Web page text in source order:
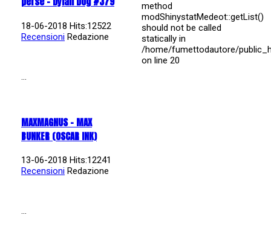
18-06-2018 Hits:12522
Recensioni Redazione
MAXMAGNUS – MAX
BUNKER (OSCAR INK)
13-06-2018 Hits:12241
Recensioni Redazione
...
method
modShinystatMedeot::getList()
should not be called
statically in
/home/fumettodautore/
on line 20